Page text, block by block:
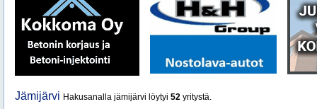
Jämijärvi Hakusanalla jämijärvi löytyi 52 yritystä.